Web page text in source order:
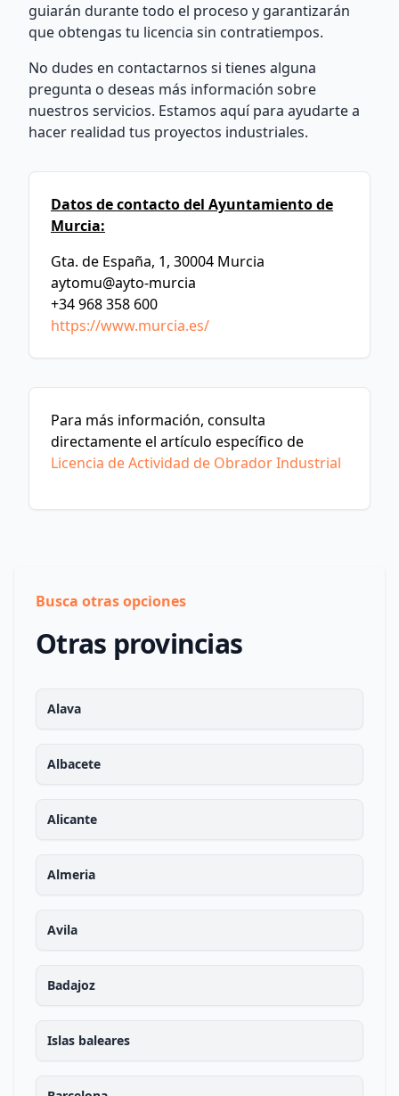
guiarán durante todo el proceso y garantizarán
que obtengas tu licencia sin contratiempos.
No dudes en contactarnos si tienes alguna
pregunta o deseas más información sobre
nuestros servicios. Estamos aquí para ayudarte a
hacer realidad tus proyectos industriales.
Datos de contacto del Ayuntamiento de
Murcia:
Gta. de España, 1, 30004 Murcia
aytomu@ayto-murcia
+34 968 358 600
https://www.murcia.es/
Para más información, consulta
directamente el artículo específico de
Licencia de Actividad de Obrador Industrial
Busca otras opciones
Otras provincias
Alava
Albacete
Alicante
Almeria
Avila
Badajoz
Islas baleares